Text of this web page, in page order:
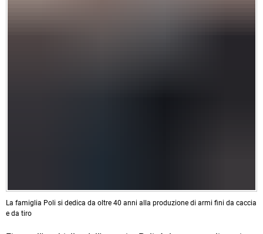
La famiglia Poli si dedica da oltre 40 anni alla produzione di armi fini da caccia
e da tiro